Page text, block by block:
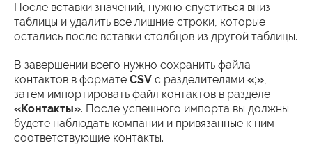
После вставки значений, нужно спуститься вниз
таблицы и удалить все лишние строки, которые
остались после вставки столбцов из другой таблицы.
В завершении всего нужно сохранить файла
контактов в формате CSV с разделителями «;»,
затем импортировать файл контактов в разделе
«Контакты». После успешного импорта вы должны
будете наблюдать компании и привязанные к ним
соответствующие контакты.